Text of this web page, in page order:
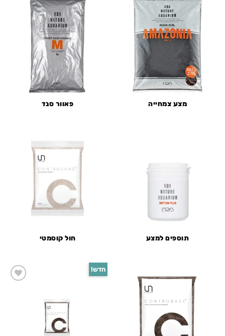
מצע צמחייה פאוור סנד
תוספים למצע חול קוסמטי
חדש!